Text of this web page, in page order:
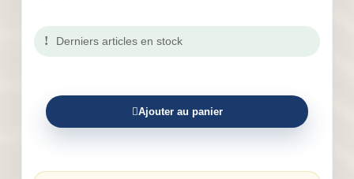
Derniers articles en stock
Ajouter au panier